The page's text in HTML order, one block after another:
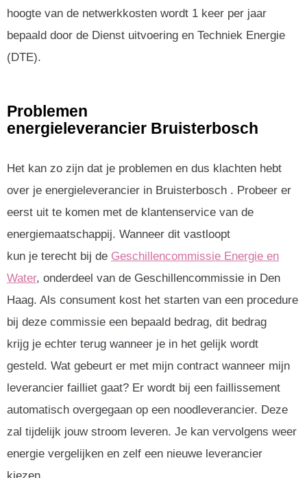
hoogte van de netwerkkosten wordt 1 keer per jaar
bepaald door de Dienst uitvoering en Techniek Energie
(DTE).
Problemen
energieleverancier Bruisterbosch
Het kan zo zijn dat je problemen en dus klachten hebt
over je energieleverancier in Bruisterbosch . Probeer er
eerst uit te komen met de klantenservice van de
energiemaatschappij. Wanneer dit vastloopt
kun je terecht bij de Geschillencommissie Energie en
Water, onderdeel van de Geschillencommissie in Den
Haag. Als consument kost het starten van een procedure
bij deze commissie een bepaald bedrag, dit bedrag
krijg je echter terug wanneer je in het gelijk wordt
gesteld. Wat gebeurt er met mijn contract wanneer mijn
leverancier failliet gaat? Er wordt bij een faillissement
automatisch overgegaan op een noodleverancier. Deze
zal tijdelijk jouw stroom leveren. Je kan vervolgens weer
energie vergelijken en zelf een nieuwe leverancier